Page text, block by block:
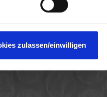
zulassen/einwilligen